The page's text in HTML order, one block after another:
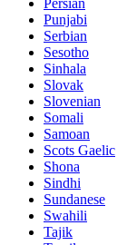
Persian
Punjabi
Serbian
Sesotho
Sinhala
Slovak
Slovenian
Somali
Samoan
Scots Gaelic
Shona
Sindhi
Sundanese
Swahili
Tajik